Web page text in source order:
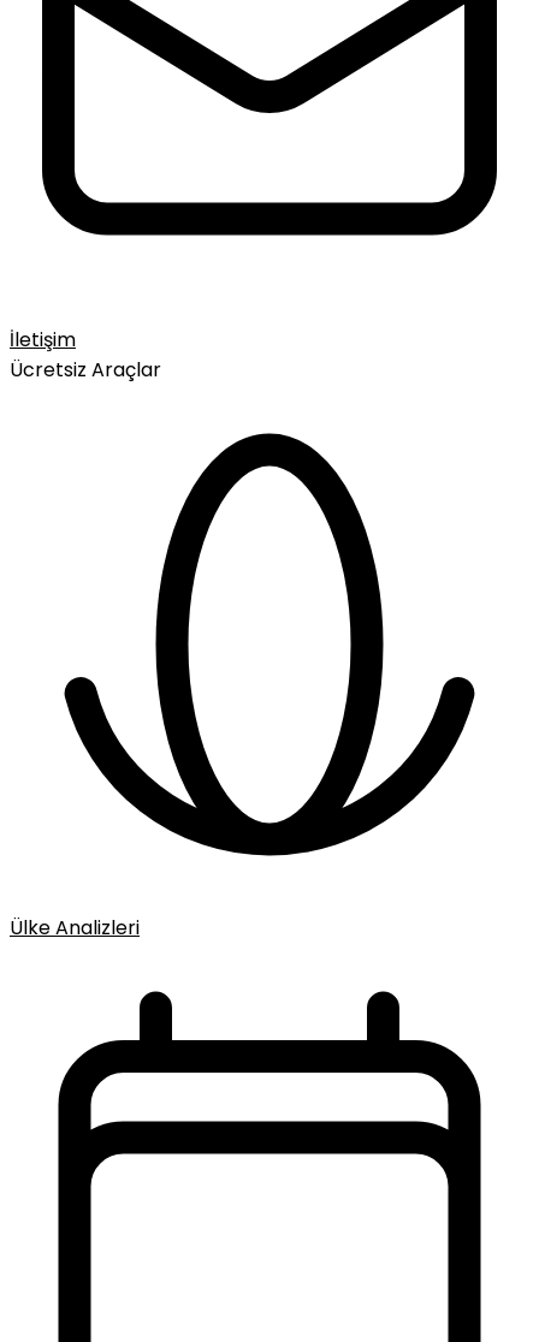
İletişim
Ücretsiz Araçlar
Ülke Analizleri